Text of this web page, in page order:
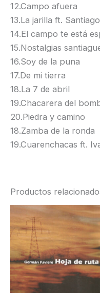
12.Campo afuera
13.La jarilla ft.
14.El campo te está
15.Nostalgias
16.Soy de la puna
17.De mi tierra
18.La 7 de abril
19.Chacarera del
20.Piedra y camino
18.Zamba de la ronda
19.Cuarenchacas ft.
Productos